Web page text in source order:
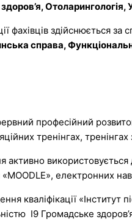
Отоларингологія,
фахівців здійснюється за
справа,
професійний
тренінгах,
активно
електронних
кваліфікації «Інститут
І9 Громадське